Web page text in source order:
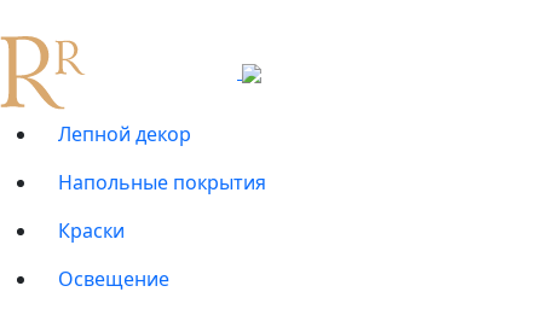
Лепной декор
Напольные покрытия
Краски
Освещение